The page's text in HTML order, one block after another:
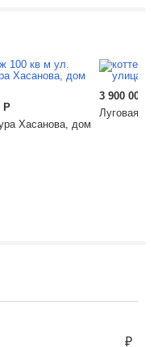
Р
Хасанова, дом
3 900 000
Луговая